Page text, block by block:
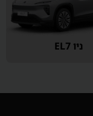
ניו EL7